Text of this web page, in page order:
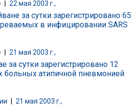
| 22 мая 2003 г.,
за сутки зарегистрировано 65
в инфицировании SARS
21 мая 2003 г.,
за сутки зарегистрировано 12
больных атипичной пневмонией
21 мая 2003 г.,